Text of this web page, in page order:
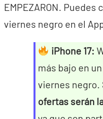
EMPEZARON.
viernes negro en el
iPhone 17:
más bajo en
viernes negro.
ofertas serán